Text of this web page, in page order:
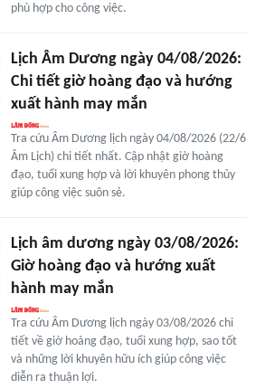
phù hợp cho công việc.
Lịch Âm Dương ngày 04/08/2026:
Chi tiết giờ hoàng đạo và hướng
xuất hành may mắn
Tra cứu Âm Dương lịch ngày 04/08/2026 (22/6
Âm Lịch) chi tiết nhất. Cập nhật giờ hoàng
đạo, tuổi xung hợp và lời khuyên phong thủy
giúp công việc suôn sẻ.
Lịch âm dương ngày 03/08/2026:
Giờ hoàng đạo và hướng xuất
hành may mắn
Tra cứu Âm Dương lịch ngày 03/08/2026 chi
tiết về giờ hoàng đạo, tuổi xung hợp, sao tốt
và những lời khuyên hữu ích giúp công việc
diễn ra thuận lợi.